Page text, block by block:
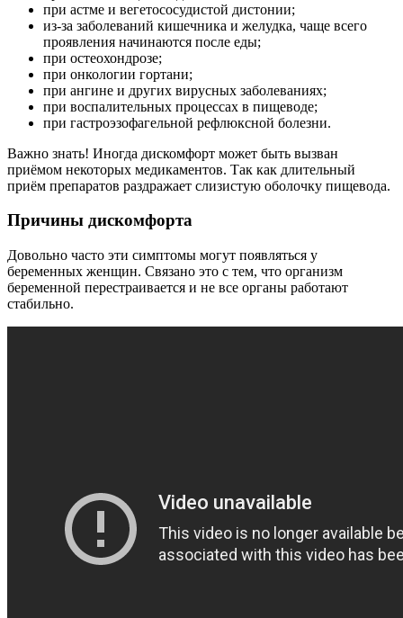
при астме и вегетососудистой дистонии;
из-за заболеваний кишечника и желудка, чаще всего
проявления начинаются после еды;
при остеохондрозе;
при онкологии гортани;
при ангине и других вирусных заболеваниях;
при воспалительных процессах в пищеводе;
при гастроэзофагельной рефлюксной болезни.
Важно знать! Иногда дискомфорт может быть вызван
приёмом некоторых медикаментов. Так как длительный
приём препаратов раздражает слизистую оболочку пищевода.
Причины дискомфорта
Довольно часто эти симптомы могут появляться у
беременных женщин. Связано это с тем, что организм
беременной перестраивается и не все органы работают
стабильно.